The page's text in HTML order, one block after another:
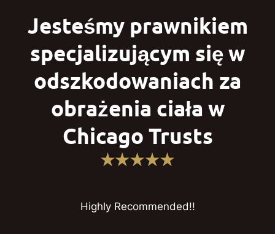
Jesteśmy prawnikiem
specjalizującym się w
odszkodowaniach za
obrażenia ciała w
Chicago Trusts
Highly Recommended!!